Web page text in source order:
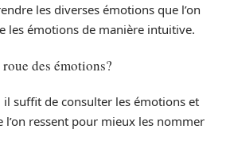
les diverses émotions que l’on
les émotions de manière intuitive.
des émotions?
suffit de consulter les émotions et
l’on ressent pour mieux les nommer